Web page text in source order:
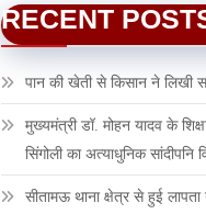
RECENT
पान की खेती से किसान ने लिखी
मुख्यमंत्री डॉ. मोहन यादव के
सिंगोली का अत्याधुनिक सांदीपनि
सीतामऊ थाना क्षेत्र से हुई